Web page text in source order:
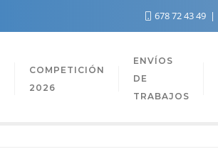
678 72 43 49
COMPETICIÓN
2026
ENVÍOS
DE
TRABAJOS